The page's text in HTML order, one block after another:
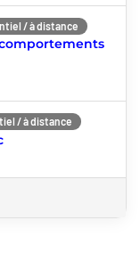
/ à distance
/ à distance